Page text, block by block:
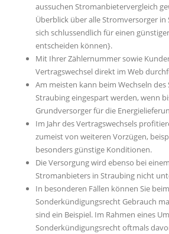
aussuchen Stromanbietervergleich
Überblick über alle Stromversorger in
sich schlussendlich für einen
entscheiden können}.
Mit Ihrer Zählernummer sowie
Vertragswechsel direkt im Web
Am meisten kann beim Wechseln
Straubing eingespart werden, wenn
Grundversorger für die
Im Jahr des Vertragswechsels
zumeist von weiteren Vorzügen,
besonders günstige Konditionen.
Die Versorgung wird ebenso bei
Stromanbieters in Straubing nicht
In besonderen Fällen können Sie
Sonderkündigungsrecht Gebrauch
sind ein Beispiel. Im Rahmen eines
Sonderkündigungsrecht oftmals